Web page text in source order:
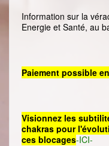
Information sur la
Energie et Santé, au
Paiement possible
Visionnez les
chakras pour
ces blocages-ICI-